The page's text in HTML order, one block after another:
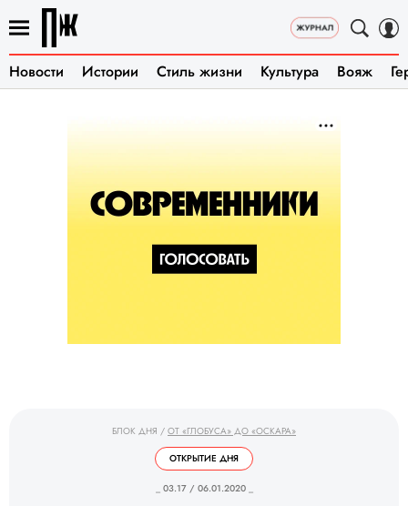
Новости Истории Стиль жизни Культура Вояж
БЛОК ДНЯ / ОТ «ГЛОБУСА» ДО «ОСКАРА»
ОТКРЫТИЕ ДНЯ
_ 03.17 / 06.01.2020 _